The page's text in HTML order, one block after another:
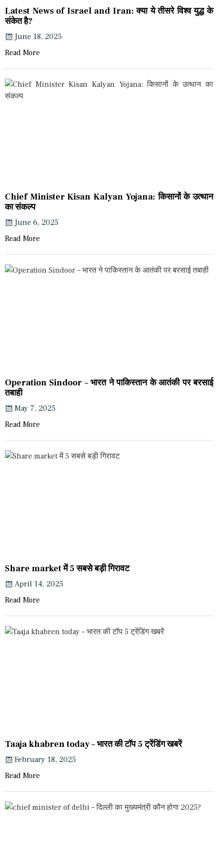
Latest News of Israel and Iran: क्या ये तीसरे विश्व युद्ध के
संकेत है?
June 18, 2025
Read More
Chief Minister Kisan Kalyan Yojana: किसानों के उत्थान
का संकल्प
June 6, 2025
Read More
Operation Sindoor – भारत ने पाकिस्तान के आतंकी पर बरसाई
तबाही
May 7, 2025
Read More
Share market में 5 सबसे बड़ी गिरावट
April 14, 2025
Read More
Taaja khabren today – भारत की टॉप 5 ट्रेंडिंग खबरें
February 18, 2025
Read More